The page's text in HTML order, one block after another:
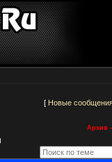
[ Новые
Архив -